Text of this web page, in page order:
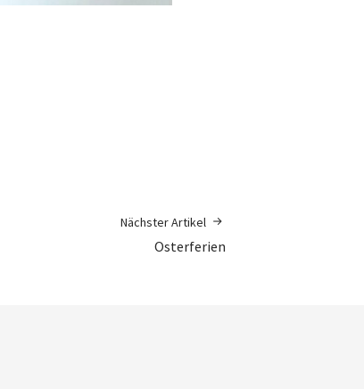
Nächster Artikel
Osterferien